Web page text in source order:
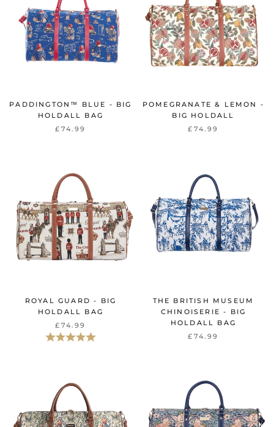
PADDINGTON™ BLUE - BIG
HOLDALL BAG
£74.99
POMEGRANATE & LEMON -
BIG HOLDALL
£74.99
ROYAL GUARD - BIG
HOLDALL BAG
£74.99
Beoordeling: 5.0 uit 5 sterren
THE BRITISH MUSEUM
CHINOISERIE - BIG
HOLDALL BAG
£74.99